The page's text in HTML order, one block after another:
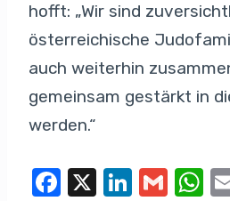
hofft: „Wir sind
österreichische
auch weiterhin
gemeinsam gestärkt in
werden.“
F
X
Li
G
W